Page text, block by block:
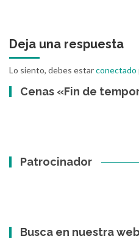
Deja una respuesta
Lo siento, debes estarconectado
Cenas «Fin de
Patrocinador
Busca en nuestra web